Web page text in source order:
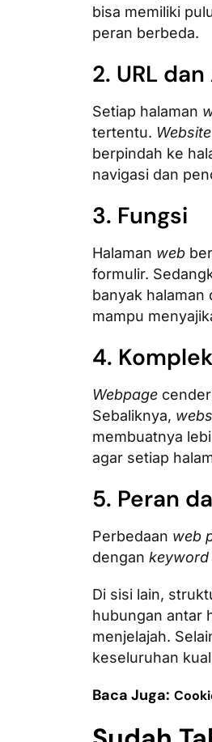
bisa memiliki
peran berbeda.
2. URL
Setiap halaman
tertentu. Website
berpindah ke
navigasi dan
3. Fungsi
Halaman web
formulir.
banyak halaman
mampu
4.
Webpage
Sebaliknya,
membuatnya
agar setiap
5. Peran
Perbedaan web
dengan keyword
Di sisi lain,
hubungan antar
menjelajah.
keseluruhan
Baca Juga: